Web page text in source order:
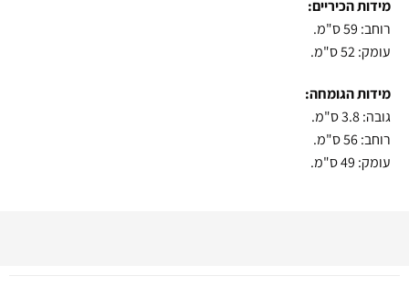
מידות הכיריים:
רוחב: 59 ס"מ.
עומק: 52 ס"מ.
מידות הגומחה:
גובה: 3.8 ס"מ.
רוחב: 56 ס"מ.
עומק: 49 ס"מ.